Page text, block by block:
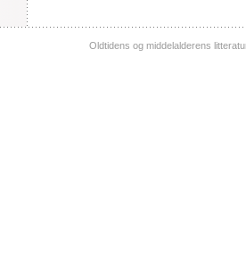
Oldtidens og middelalderens